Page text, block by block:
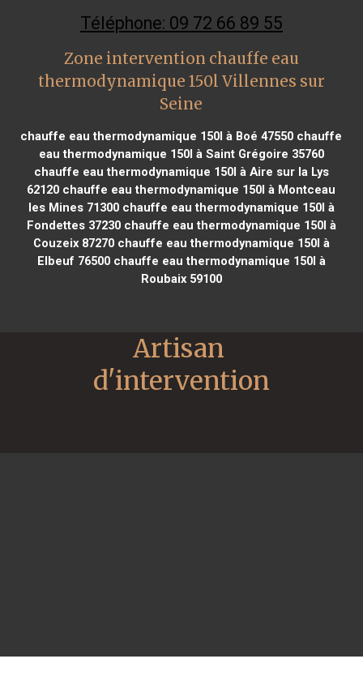
Téléphone: 09 72 66 89 55
Zone intervention chauffe eau
thermodynamique 150l Villennes sur
Seine
chauffe eau thermodynamique 150l à Boé 47550 chauffe
eau thermodynamique 150l à Saint Grégoire 35760
chauffe eau thermodynamique 150l à Aire sur la Lys
62120 chauffe eau thermodynamique 150l à Montceau
les Mines 71300chauffe eau thermodynamique 150l à
Fondettes 37230chauffe eau thermodynamique 150l à
Couzeix 87270chauffe eau thermodynamique 150l à
Elbeuf 76500chauffe eau thermodynamique 150l à
Roubaix 59100
Artisan
d'intervention